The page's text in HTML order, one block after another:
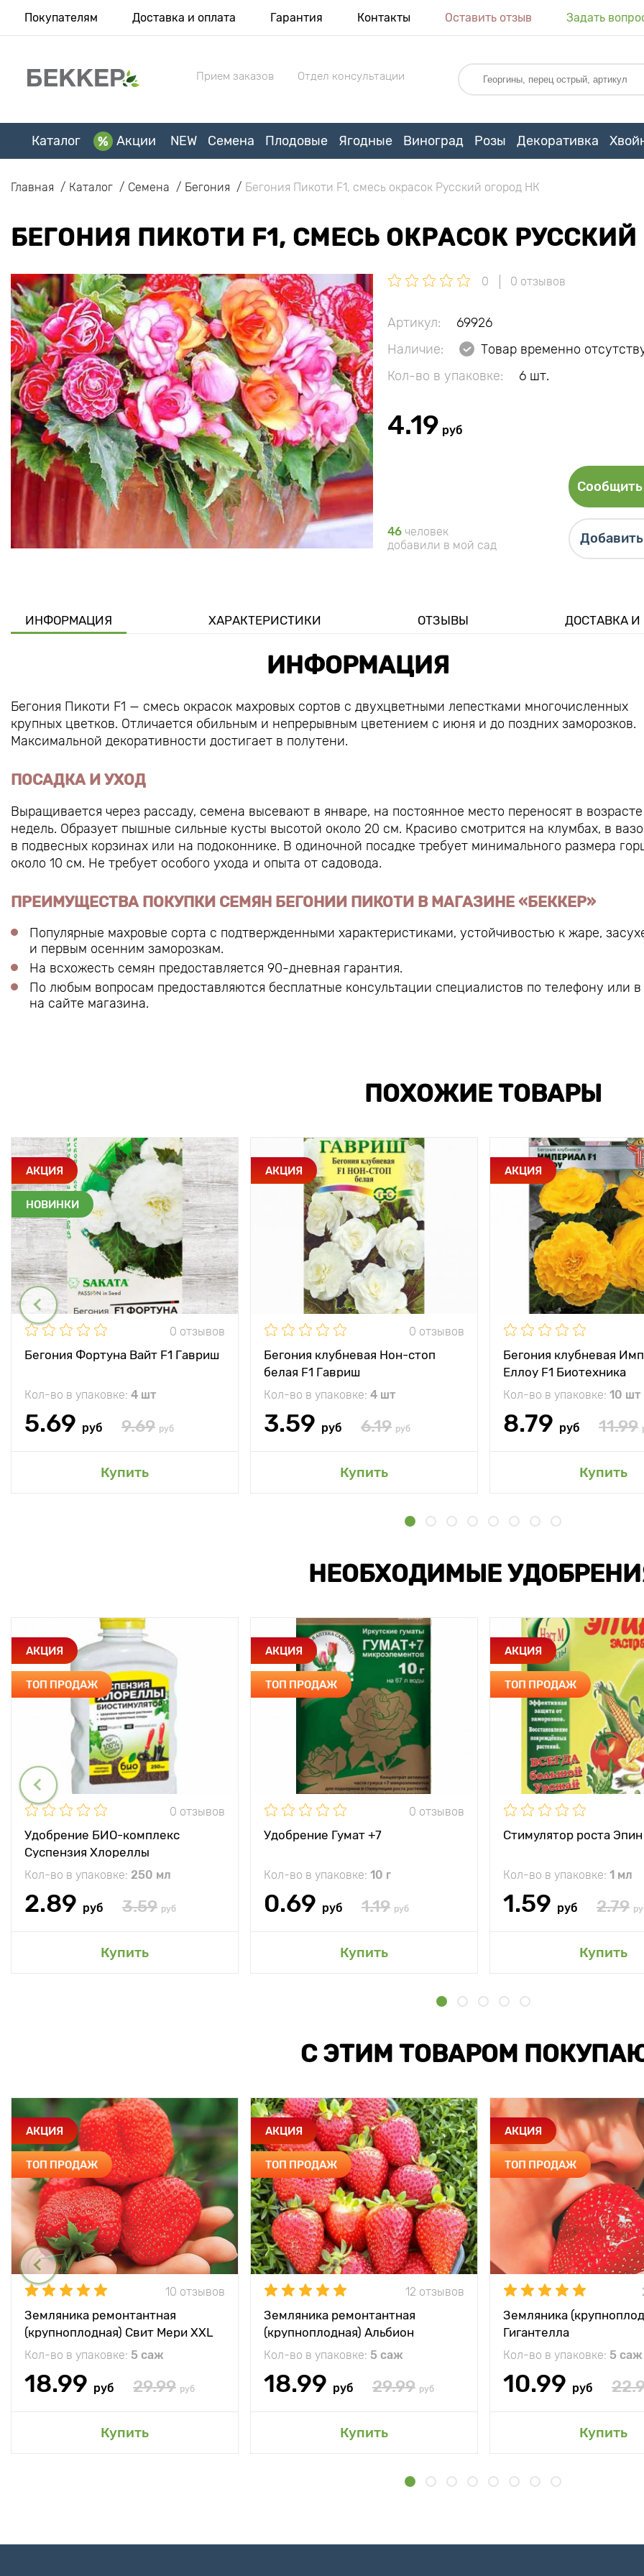
Покупателям Доставка и оплата Гарантия Контакты Оставить отзыв Задать
Прием заказов Отдел консультации
Каталог Акции NEW Семена Плодовые Ягодные Виноград Розы Декоративка
Главная Каталог Семена Бегония Бегония Пикоти F1, смесь окрасок Русский огород НК
БЕГОНИЯ ПИКОТИ F1, СМЕСЬ ОКРАСОК
0 0 отзывов
Артикул:
69926
Наличие:
Товар временно
Кол-во в упаковке:
6 шт.
4.19 руб
46 человек
добавили в мой сад
ИНФОРМАЦИЯ ХАРАКТЕРИСТИКИ ОТЗЫВЫ ДОСТАВКА И
ИНФОРМАЦИЯ
Бегония Пикоти F1 — смесь окрасок махровых сортов с двухцветными лепестками многочисленных
крупных цветков. Отличается обильным и непрерывным цветением с июня и до поздних заморозков.
Максимальной декоративности достигает в полутени.
ПОСАДКА И УХОД
Выращивается через рассаду, семена высевают в январе, на постоянное место переносят в возрасте
недель. Образует пышные сильные кусты высотой около 20 см. Красиво смотрится на клумбах, в
в подвесных корзинах или на подоконнике. В одиночной посадке требует минимального размера
около 10 см. Не требует особого ухода и опыта от садовода.
ПРЕИМУЩЕСТВА ПОКУПКИ СЕМЯН БЕГОНИИ ПИКОТИ В МАГАЗИНЕ «БЕККЕР»
Популярные махровые сорта с подтвержденными характеристиками, устойчивостью к жаре,
и первым осенним заморозкам.
На всхожесть семян предоставляется 90-дневная гарантия.
По любым вопросам предоставляются бесплатные консультации специалистов по телефону или в
на сайте магазина.
ПОХОЖИЕ ТОВАРЫ
АКЦИЯ
НОВИНКИ
0 отзывов
Бегония Фортуна Вайт F1 Гавриш
Кол-во в упаковке: 4 шт
5.69 руб 9.69 руб
Купить
АКЦИЯ
0 отзывов
Бегония клубневая Нон-стоп
белая F1 Гавриш
Кол-во в упаковке: 4 шт
3.59 руб 6.19 руб
Купить
АКЦИЯ
Бегония клубневая
Еллоу F1 Биотехника
Кол-во в упаковке: 10 шт
8.79 руб 11.99
Купить
НЕОБХОДИМЫЕ
АКЦИЯ
ТОП ПРОДАЖ
0 отзывов
Удобрение БИО-комплекс
Суспензия Хлореллы
Кол-во в упаковке: 250 мл
2.89 руб 3.59 руб
Купить
АКЦИЯ
ТОП ПРОДАЖ
0 отзывов
Удобрение Гумат +7
Кол-во в упаковке: 10 г
0.69 руб 1.19 руб
Купить
АКЦИЯ
ТОП ПРОДАЖ
Стимулятор роста
Кол-во в упаковке: 1 мл
1.59 руб 2.79
Купить
С ЭТИМ ТОВАРОМ
АКЦИЯ
ТОП ПРОДАЖ
10 отзывов
Земляника ремонтантная
(крупноплодная) Свит Мери XXL
Кол-во в упаковке: 5 саж
18.99 руб 29.99 руб
Купить
АКЦИЯ
ТОП ПРОДАЖ
12 отзывов
Земляника ремонтантная
(крупноплодная) Альбион
Кол-во в упаковке: 5 саж
18.99 руб 29.99 руб
Купить
АКЦИЯ
ТОП ПРОДАЖ
Земляника
Гигантелла
Кол-во в упаковке: 5 саж
10.99 руб
Купить